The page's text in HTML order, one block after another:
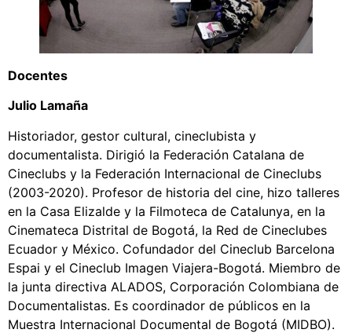
Docentes
Julio Lamaña
Historiador, gestor cultural, cineclubista y
documentalista. Dirigió la Federación Catalana de
Cineclubs y la Federación Internacional de Cineclubs
(2003-2020). Profesor de historia del cine, hizo talleres
en la Casa Elizalde y la Filmoteca de Catalunya, en la
Cinemateca Distrital de Bogotá, la Red de Cineclubes
Ecuador y México. Cofundador del Cineclub Barcelona
Espai y el Cineclub Imagen Viajera-Bogotá. Miembro de
la junta directiva ALADOS, Corporación Colombiana de
Documentalistas. Es coordinador de públicos en la
Muestra Internacional Documental de Bogotá (MIDBO).